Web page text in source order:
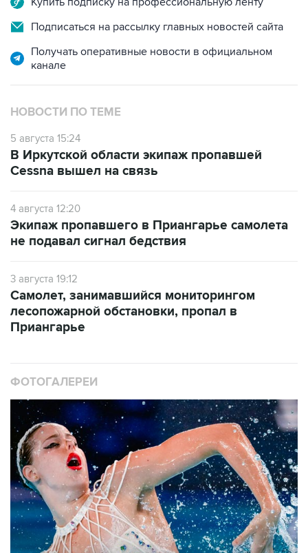
Подписаться на рассылку главных новостей сайта
Получать оперативные новости в официальном
канале
НОВОСТИ ПО ТЕМЕ
5 августа 15:24
В Иркутской области экипаж пропавшей
Cessna вышел на связь
4 августа 12:20
Экипаж пропавшего в Приангарье самолета
не подавал сигнал бедствия
3 августа 19:12
Самолет, занимавшийся мониторингом
лесопожарной обстановки, пропал в
Приангарье
ФОТОГАЛЕРЕИ